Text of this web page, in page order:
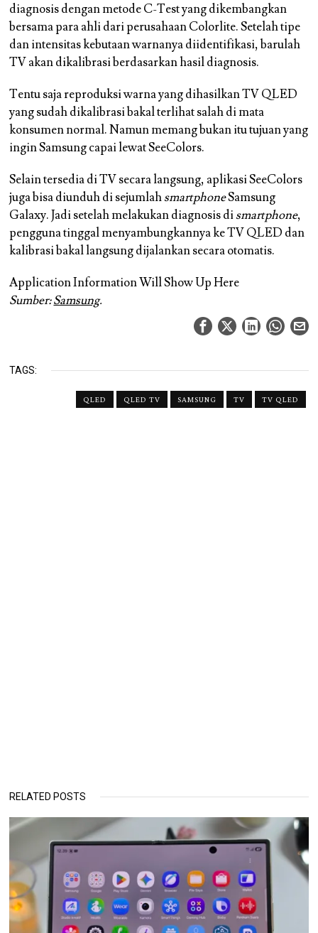
diagnosis dengan metode C-Test yang dikembangkan
bersama para ahli dari perusahaan Colorlite. Setelah tipe
dan intensitas kebutaan warnanya diidentifikasi, barulah
TV akan dikalibrasi berdasarkan hasil diagnosis.
Tentu saja reproduksi warna yang dihasilkan TV QLED
yang sudah dikalibrasi bakal terlihat salah di mata
konsumen normal. Namun memang bukan itu tujuan yang
ingin Samsung capai lewat SeeColors.
Selain tersedia di TV secara langsung, aplikasi SeeColors
juga bisa diunduh di sejumlahsmartphoneSamsung
Galaxy. Jadi setelah melakukan diagnosis dismartphone,
pengguna tinggal menyambungkannya ke TV QLED dan
kalibrasi bakal langsung dijalankan secara otomatis.
Application Information Will Show Up Here
Sumber:Samsung.
TAGS:
QLED QLED TV SAMSUNG TV TV QLED
RELATED POSTS